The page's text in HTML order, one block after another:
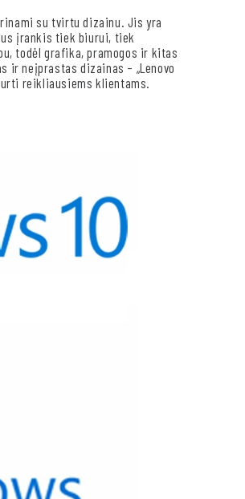
su tvirtu dizainu. Jis yra
įrankis tiek biurui, tiek
todėl grafika, pramogos ir kitas
neįprastas dizainas – „Lenovo
reikliausiems klientams.